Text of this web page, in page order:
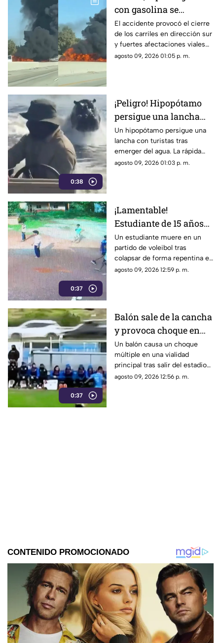
con gasolina se
incendia tras accidente
y paraliza autopista
El accidente provocó el cierre
de los carriles en dirección sur
y fuertes afectaciones viales
en la zona.
agosto 09, 2026 01:05 p. m.
0:38
¡Peligro! Hipopótamo
persigue una lancha
llena de turistas |
VIDEO
Un hipopótamo persigue una
lancha con turistas tras
emerger del agua. La rápida
reacción del guía evitó un
agosto 09, 2026 01:03 p. m.
0:37
¡Lamentable!
Estudiante de 15 años
muere en un partido de
voleibol | VIDEO
Un estudiante muere en un
partido de voleibol tras
colapsar de forma repentina en
la cancha. Conoce los detalles
agosto 09, 2026 12:59 p. m.
0:37
Balón sale de la cancha
y provoca choque en
pleno partido | VIDEO
Un balón causa un choque
múltiple en una vialidad
principal tras salir del estadio
durante un partido. El freno de
agosto 09, 2026 12:56 p. m.